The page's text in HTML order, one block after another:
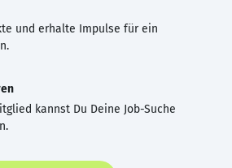
und erhalte Impulse für ein
kannst Du Deine Job-Suche